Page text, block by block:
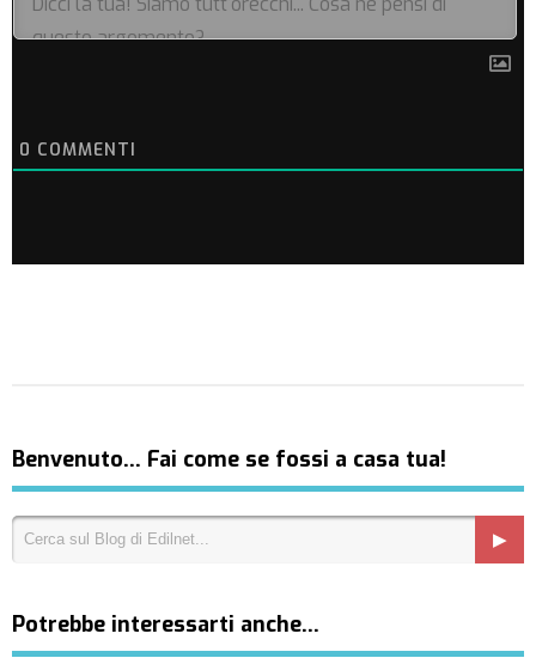
0 COMMENTI
Benvenuto… Fai come se fossi a casa tua!
Potrebbe interessarti anche…